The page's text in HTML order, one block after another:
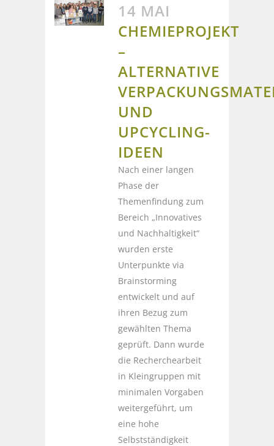
14 MAI
CHEMIEPROJEKT
–
ALTERNATIVE
UND
UPCYCLING-
IDEEN
Nach einer langen
Phase der
Themenfindung zum
Bereich „Innovatives
und Nachhaltigkeit“
wurden erste
Unterpunkte via
Brainstorming
entwickelt und auf
ihren Bezug zum
gewählten Thema
geprüft. Dann wurde
die Recherchearbeit
in Kleingruppen mit
minimalen Vorgaben
weitergeführt, um
eine hohe
Selbstständigkeit